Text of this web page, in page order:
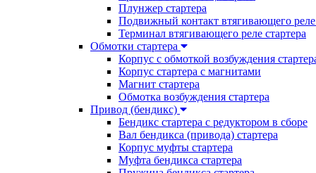
Плунжер стартера
Подвижный контакт втягивающего реле
Терминал втягивающего реле стартера
Обмотки стартера
Корпус с обмоткой возбуждения
Корпус стартера с магнитами
Магнит стартера
Обмотка возбуждения стартера
Привод (бендикс)
Бендикс стартера с редуктором в сборе
Вал бендикса (привода) стартера
Корпус муфты стартера
Муфта бендикса стартера